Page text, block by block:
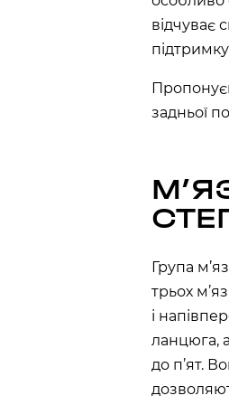
1 А, Київ,
030 (ТЦ «МАГЕЛАН»)
031 (ТЦ «СІЛЬПО,
Кішки, 7, Київ, Україна
038 (ТЦ DOMA
40, Київ, Україна,
040 (ТЦ ЕКО МАРКЕТ)
Калини, 17, Київ, Україна,
відчуває
задньої
Група
трьох
і
ланцюга,
до п’ят.